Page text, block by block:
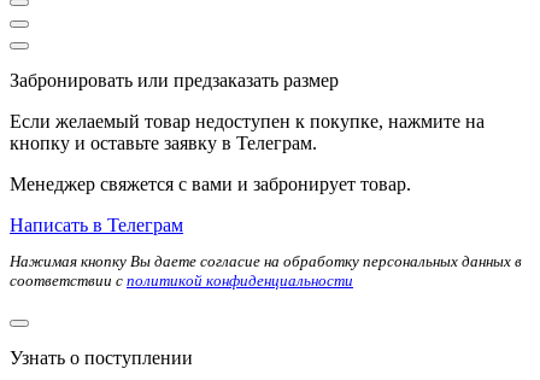
Забронировать или предзаказать размер
Если желаемый товар недоступен к покупке, нажмите на
кнопку и оставьте заявку в Телеграм.
Менеджер свяжется с вами и забронирует товар.
Написать в Телеграм
Нажимая кнопку Вы даете согласие на обработку персональных данных в
соответствии с политикой конфиденциальности
Узнать о поступлении